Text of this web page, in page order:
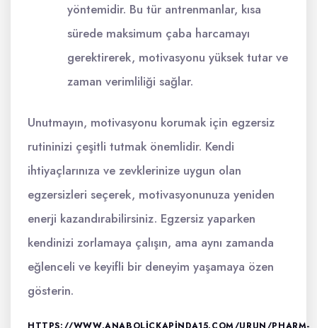
yöntemidir. Bu tür antrenmanlar, kısa
sürede maksimum çaba harcamayı
gerektirerek, motivasyonu yüksek tutar ve
zaman verimliliği sağlar.
Unutmayın, motivasyonu korumak için egzersiz
rutininizi çeşitli tutmak önemlidir. Kendi
ihtiyaçlarınıza ve zevklerinize uygun olan
egzersizleri seçerek, motivasyonunuza yeniden
enerji kazandırabilirsiniz. Egzersiz yaparken
kendinizi zorlamaya çalışın, ama aynı zamanda
eğlenceli ve keyifli bir deneyim yaşamaya özen
gösterin.